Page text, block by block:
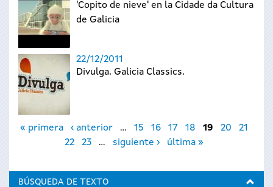
'Copito de nieve' en la Cidade da Cultura
de Galicia
22/12/2011
Divulga. Galicia Classics.
Páginas
« primera ‹ anterior … 15 16 17 18 19 20
21
22
23 … siguiente › última »
BÚSQUEDA DE TEXTO